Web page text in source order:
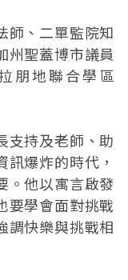
師、二單監院知
州聖蓋博市議員
朋地聯合學區
支持及老師、助
爆炸的時代，
。他以寓言啟發
要學會面對挑戰
調快樂與挑戰相